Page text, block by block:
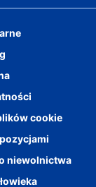
cookie
niewolnictwa